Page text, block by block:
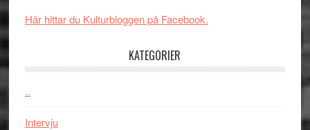
kan
Här hittar du Kulturbloggen på Facebook.
KATEGORIER
..
Intervju